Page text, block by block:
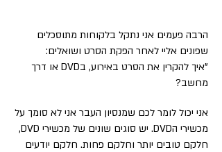
הרבה פעמים אני נתקל בלקוחות מתוסכלים
שפונים אליי לאחר הפקת הסרט ושואלים:
"איך להקרין את הסרט באירוע, בDVD או דרך
מחשב?
אני יכול לומר לכם שמנסיון העבר אני לא סומך על
מכשירי הDVD. יש סוגים שונים של מכשירי DVD,
חלקם טובים יותר וחלקם פחות. חלקם יודעים